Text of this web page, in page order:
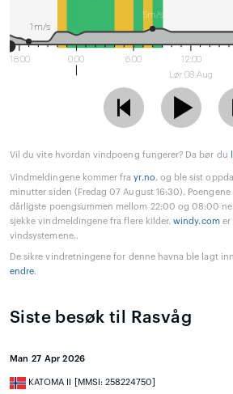
18:00 0:00 6:00
12:00
Lør 08 Aug
5m/s
1m/s
Vil du vite hvordan vindpoeng fungerer? Da bør du
Vindmeldingene kommer frayr.no, og ble sist
minutter siden (Fredag 07 August 16:30).
dårligste poengsummen mellom 22:00 og 08:00
sjekke vindmeldingene fra flere kilder.windy.comer
vindsystemene..
De sikre vindretningene for denne havna ble lagt
endre.
Siste besøk til Rasvåg
Man 27 Apr 2026
KATOMA II [MMSI: 258224750]